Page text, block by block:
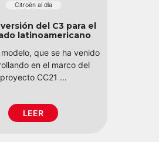
Citroën al día
del C3 para el
latinoamericano
modelo, que se ha venido
en el marco del
proyecto CC21 ...
LEER